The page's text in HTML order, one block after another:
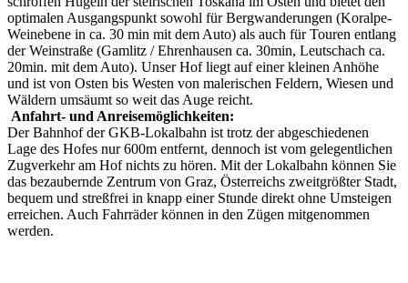
optimalen Ausgangspunkt sowohl für Bergwanderungen (Koralpe-
Weinebene in ca. 30 min mit dem Auto) als auch für Touren entlang
der Weinstraße (Gamlitz / Ehrenhausen ca. 30min, Leutschach ca.
20min. mit dem Auto). Unser Hof liegt auf einer kleinen Anhöhe
und ist von Osten bis Westen von malerischen Feldern, Wiesen und
Wäldern umsäumt so weit das Auge reicht.
Anfahrt- und Anreisemöglichkeiten:
Der Bahnhof der GKB-Lokalbahn ist trotz der abgeschiedenen
Lage des Hofes nur 600m entfernt, dennoch ist vom gelegentlichen
Zugverkehr am Hof nichts zu hören. Mit der Lokalbahn können Sie
das bezaubernde Zentrum von Graz, Österreichs zweitgrößter Stadt,
bequem und streßfrei in knapp einer Stunde direkt ohne Umsteigen
erreichen. Auch Fahrräder können in den Zügen mitgenommen
werden.